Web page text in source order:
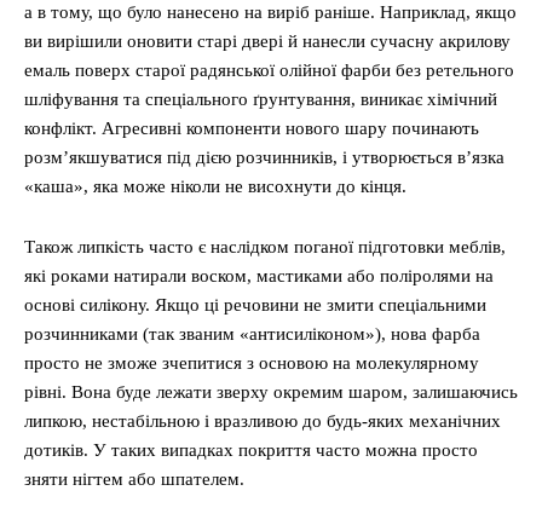
а в тому, що було нанесено на виріб раніше. Наприклад, якщо
ви вирішили оновити старі двері й нанесли сучасну акрилову
емаль поверх старої радянської олійної фарби без ретельного
шліфування та спеціального ґрунтування, виникає хімічний
конфлікт. Агресивні компоненти нового шару починають
розм’якшуватися під дією розчинників, і утворюється в’язка
«каша», яка може ніколи не висохнути до кінця.
Також липкість часто є наслідком поганої підготовки меблів,
які роками натирали воском, мастиками або поліролями на
основі силікону. Якщо ці речовини не змити спеціальними
розчинниками (так званим «антисиліконом»), нова фарба
просто не зможе зчепитися з основою на молекулярному
рівні. Вона буде лежати зверху окремим шаром, залишаючись
липкою, нестабільною і вразливою до будь-яких механічних
дотиків. У таких випадках покриття часто можна просто
зняти нігтем або шпателем.